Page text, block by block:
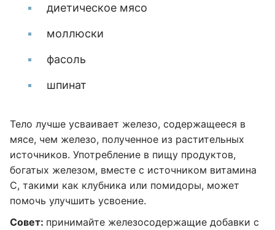
диетическое мясо
моллюски
фасоль
шпинат
Тело лучше усваивает железо, содержащееся в
мясе, чем железо, полученное из растительных
источников. Употребление в пищу продуктов,
богатых железом, вместе с источником витамина
С, такими как клубника или помидоры, может
помочь улучшить усвоение.
Совет: принимайте железосодержащие добавки с